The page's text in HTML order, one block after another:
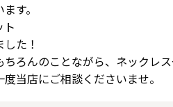
す。
ト
た！
ろんのことながら、ネックレ
当店にご相談くださいませ。